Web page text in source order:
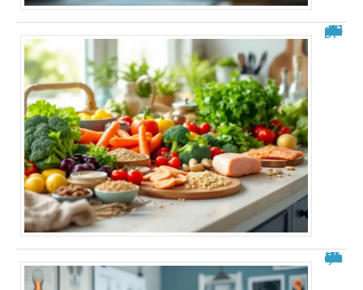
Aliments à éviter après une ablation de la vésicule : guide complet
Roland Cayrol malade du cancer : état des rumeurs et réalités